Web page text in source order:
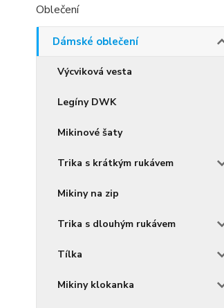
Oblečení
Dámské oblečení
Výcviková vesta
Legíny DWK
Mikinové šaty
Trika s krátkým rukávem
Mikiny na zip
Trika s dlouhým rukávem
Tílka
Mikiny klokanka